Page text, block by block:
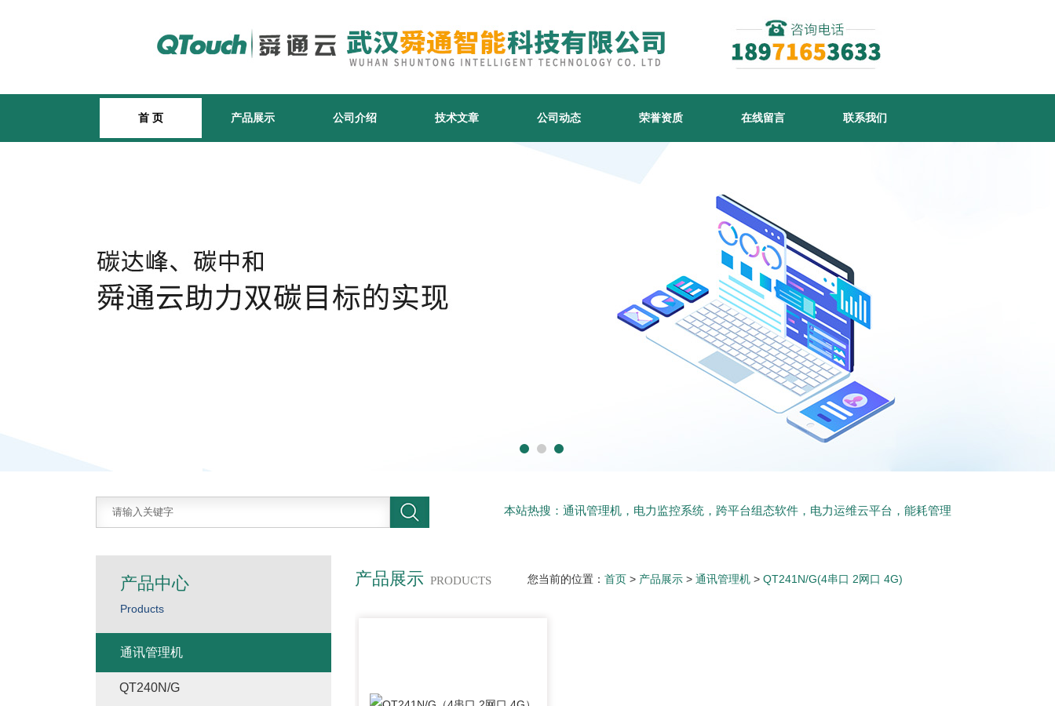
首 页 产品展示 公司介绍 技术文章 公司动态 荣誉资质 在线留言 联系我们
本站热搜：通讯管理机，电力监控系统，跨平台组态软件，电力运维云平台，能耗管理
产品展示 PRODUCTS 您当前的位置： 首页 > 产品展示 > 通讯管理机 > QT241N/G(4串口 2网口 4G)
产品中心
Products
通讯管理机
QT240N/G